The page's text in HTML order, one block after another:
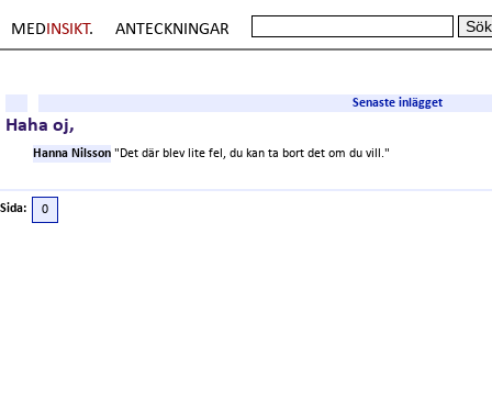
MED INSIKT. ANTECKNINGAR
Senaste inlägget
Haha oj,
Hanna Nilsson "Det där blev lite fel, du kan ta bort det om du vill."
Sida: 0